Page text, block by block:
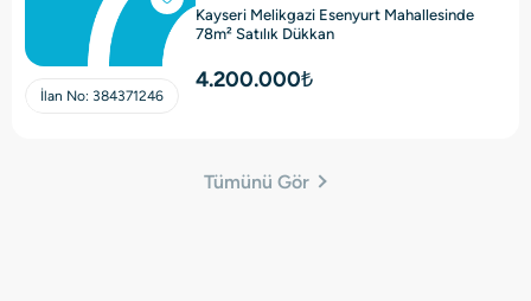
İlan No: 384371246
Kayseri Melikgazi Esenyurt Mahallesinde
78m² Satılık Dükkan
4.200.000₺
Tümünü Gör